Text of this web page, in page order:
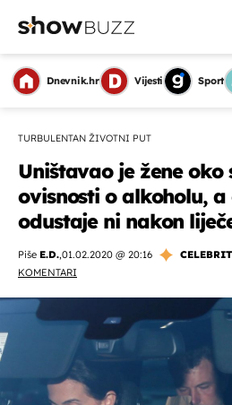
Dnevnik.hr Vijesti Sport
TURBULENTAN ŽIVOTNI PUT
Uništavao je žene oko
ovisnosti o alkoholu, a
odustaje ni nakon
Piše E.D.,01.02.2020 @ 20:16
KOMENTARI
OMOGUĆI